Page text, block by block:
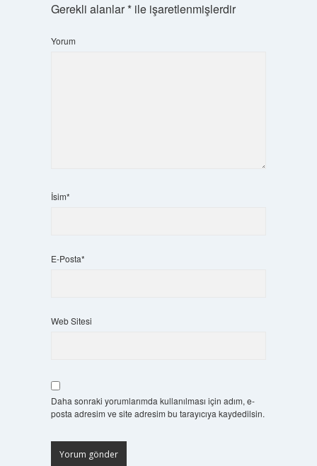
Gerekli alanlar*ile işaretlenmişlerdir
Yorum
İsim*
E-Posta*
Web Sitesi
Daha sonraki yorumlarımda kullanılması için adım, e-
posta adresim ve site adresim bu tarayıcıya kaydedilsin.